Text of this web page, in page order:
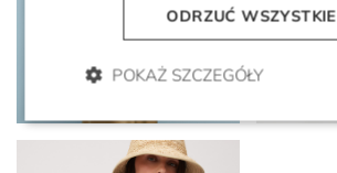
ze stójką
ODRZUĆ WSZYSTKIE
POKAŻ SZCZEGÓŁY